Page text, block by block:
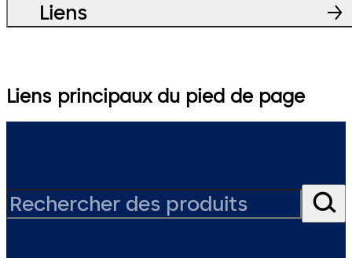
Liens
Liens principaux du pied de page